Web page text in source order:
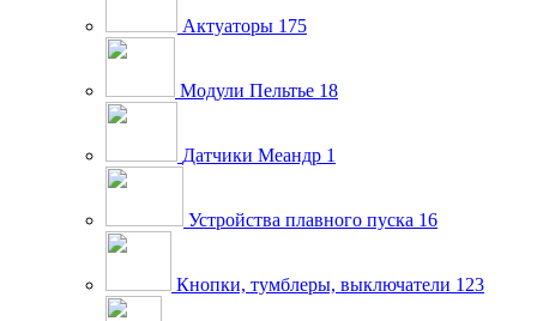
Актуаторы 175
Модули Пельтье 18
Датчики Меандр 1
Устройства плавного пуска 16
Кнопки, тумблеры, выключатели 123